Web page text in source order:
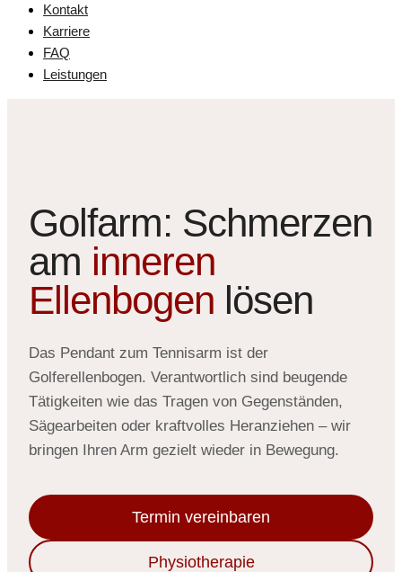
Kontakt
Karriere
FAQ
Leistungen
Golfarm: Schmerzen
am inneren
Ellenbogen lösen
Das Pendant zum Tennisarm ist der
Golferellenbogen. Verantwortlich sind beugende
Tätigkeiten wie das Tragen von Gegenständen,
Sägearbeiten oder kraftvolles Heranziehen – wir
bringen Ihren Arm gezielt wieder in Bewegung.
Termin vereinbaren
Physiotherapie